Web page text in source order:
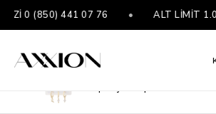
0 (850) 441 07 76 • ALT LİMİT 1.000